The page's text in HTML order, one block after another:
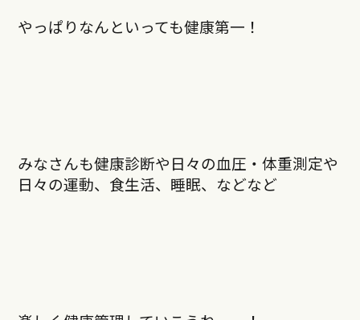
やっぱりなんといっても健康第一！
みなさんも健康診断や日々の血圧・体重測定や
日々の運動、食生活、睡眠、などなど